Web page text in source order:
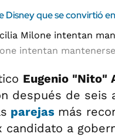
Disney que se convirtió
intentan
Eugenio "Nito"
después de seis
parejas más
candidato a